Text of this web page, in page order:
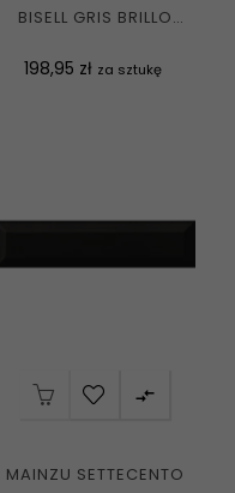
BISELL GRIS BRILLO
Cena
198,95 zł za sztukę

MAINZU SETTECENTO